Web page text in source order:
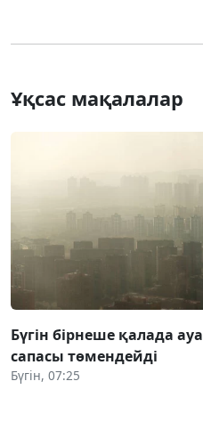
Ұқсас мақалалар
Бүгін бірнеше қалада ауа
сапасы төмендейді
Бүгін, 07:25